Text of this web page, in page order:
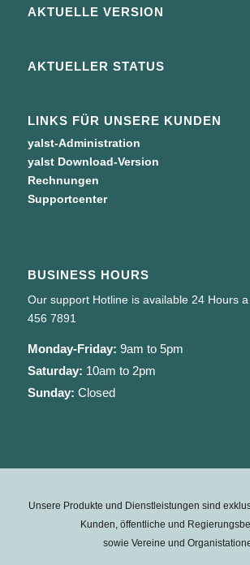
AKTUELLE VERSION
AKTUELLER STATUS
LINKS FÜR UNSERE KUNDEN
yalst-Administration
yalst Download-Version
Rechnungen
Supportcenter
BUSINESS HOURS
Our support Hotline is available 24 Hours
456 7891
Monday-Friday: 9am to 5pm
Saturday: 10am to 2pm
Sunday: Closed
Unsere Produkte und Dienstleistungen sind
Kunden, öffentliche und
sowie Vereine und